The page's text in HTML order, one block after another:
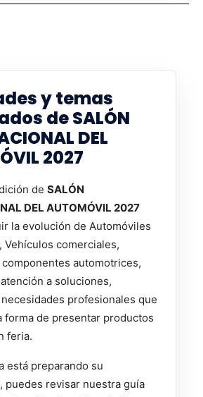
y temas
de SALÓN
DEL
2027
de SALÓN
DEL AUTOMÓVIL 2027
la evolución de Automóviles
Vehículos comerciales,
automotrices,
a soluciones,
profesionales que
forma de presentar productos
feria.
está preparando su
puedes revisar nuestra guía